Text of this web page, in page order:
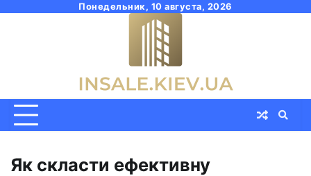
Понедельник, 10 августа, 2026
Як скласти ефективну